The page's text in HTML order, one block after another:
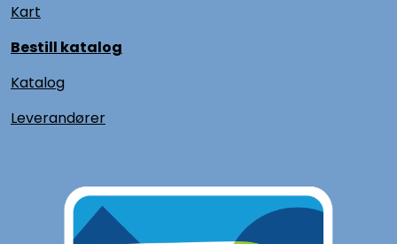
Kart
Bestill katalog
Katalog
Leverandører